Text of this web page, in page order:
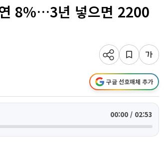
8%…3년 넣으면 2200
구글 선호매체 추가
00:00 / 02:53